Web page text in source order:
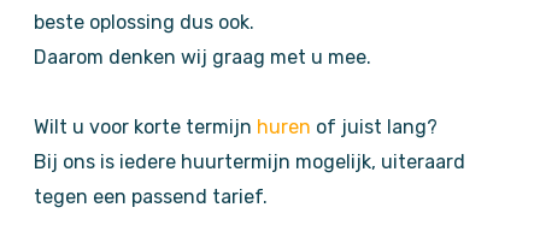
beste oplossing dus ook.
Daarom denken wij graag met u mee.
Wilt u voor korte termijn huren of juist lang?
Bij ons is iedere huurtermijn mogelijk, uiteraard
tegen een passend tarief.